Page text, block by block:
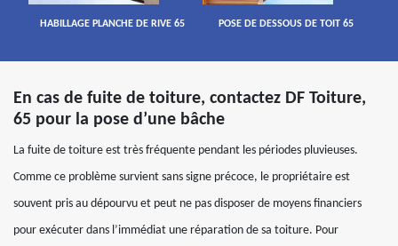
HABILLAGE PLANCHE DE RIVE 65 POSE DE DESSOUS DE TOIT 65
En cas de fuite de toiture, contactez DF Toiture,
65 pour la pose d’une bâche
La fuite de toiture est très fréquente pendant les périodes pluvieuses.
Comme ce problème survient sans signe précoce, le propriétaire est
souvent pris au dépourvu et peut ne pas disposer de moyens financiers
pour exécuter dans l’immédiat une réparation de sa toiture. Pour